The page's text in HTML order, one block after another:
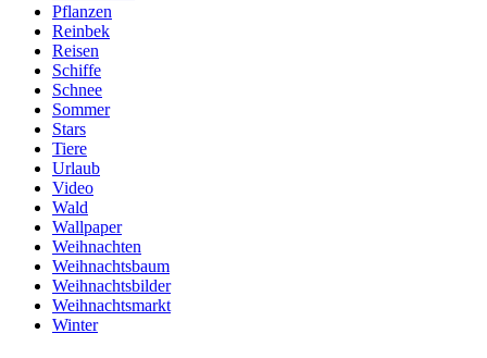
Pflanzen
Reinbek
Reisen
Schiffe
Schnee
Sommer
Stars
Tiere
Urlaub
Video
Wald
Wallpaper
Weihnachten
Weihnachtsbaum
Weihnachtsbilder
Weihnachtsmarkt
Winter